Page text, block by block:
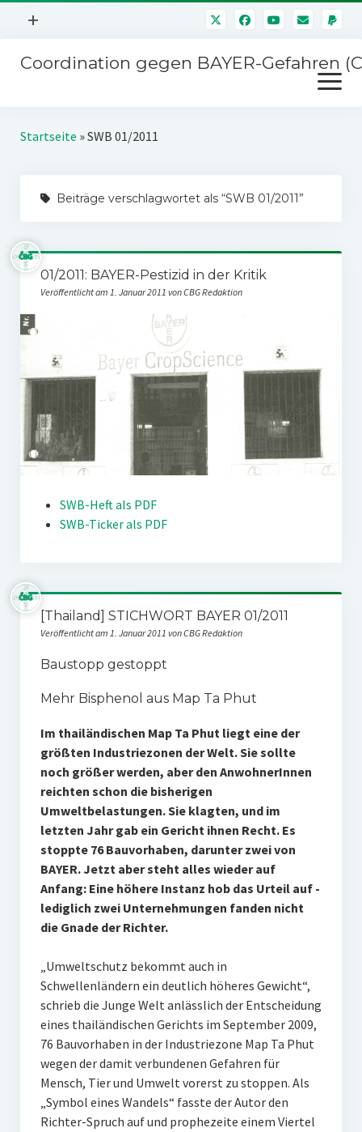
Menü
+
Mitmachen
Störfälle
Coordination gegen BAYER-Gefahren
Menü
öffnen
Kampagnen
Stichwort BAYER
SPENDEN
Startseite »SWB 01/2011
Beiträge verschlagwortet als “SWB 01/2011”
01/2011: BAYER-Pestizid in der Kritik
Veröffentlicht am 1. Januar 2011 von CBG Redaktion
SWB-Heft als PDF
SWB-Ticker als PDF
[Thailand] STICHWORT BAYER 01/2011
Veröffentlicht am 1. Januar 2011 von CBG Redaktion
Baustopp gestoppt
Mehr Bisphenol aus Map Ta Phut
Im thailändischen Map Ta Phut liegt eine der
größten Industriezonen der Welt. Sie sollte
noch größer werden, aber den AnwohnerInnen
reichten schon die bisherigen
Umweltbelastungen. Sie klagten, und im
letzten Jahr gab ein Gericht ihnen Recht. Es
stoppte 76 Bauvorhaben, darunter zwei von
BAYER. Jetzt aber steht alles wieder auf
Anfang: Eine höhere Instanz hob das Urteil auf -
lediglich zwei Unternehmungen fanden nicht
die Gnade der Richter.
„Umweltschutz bekommt auch in
Schwellenländern ein deutlich höheres Gewicht“,
schrieb die Junge Welt anlässlich der Entscheidung
eines thailändischen Gerichts im September 2009,
76 Bauvorhaben in der Industriezone Map Ta Phut
wegen der damit verbundenen Gefahren für
Mensch, Tier und Umwelt vorerst zu stoppen. Als
„Symbol eines Wandels“ fasste der Autor den
Richter-Spruch auf und prophezeite einem Viertel